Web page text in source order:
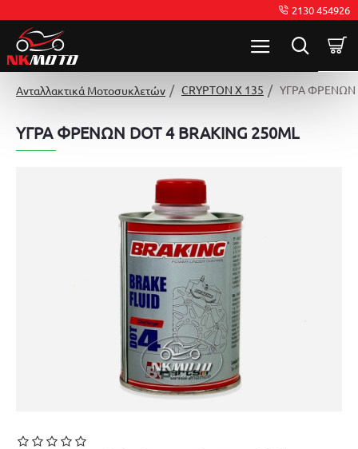
2130 454926
Ανταλλακτικά Μοτοσυκλετών CRYPTON X 135 ΥΓΡΑ ΦΡΕΝΩΝ
ΥΓΡΑ ΦΡΕΝΩΝ DOT 4 BRAKING 250ML